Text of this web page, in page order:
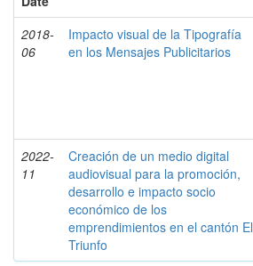
2018-
06
Impacto visual de la Tipografía
en los Mensajes Publicitarios
2022-
11
Creación de un medio digital
audiovisual para la promoción,
desarrollo e impacto socio
económico de los
emprendimientos en el cantón El
Triunfo